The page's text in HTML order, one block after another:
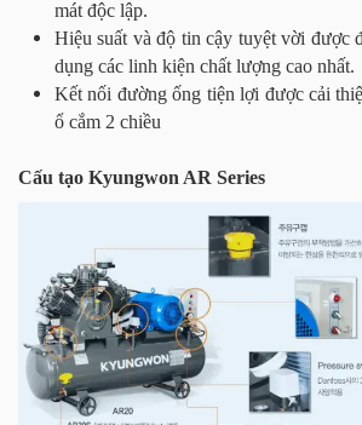
mát độc lập.
Hiệu suất và độ tin cậy tuyệt vời được
dụng các linh kiện chất lượng cao nhất.
Kết nối đường ống tiện lợi được cải
ổ cắm 2 chiều
Cấu tạo Kyungwon AR Series